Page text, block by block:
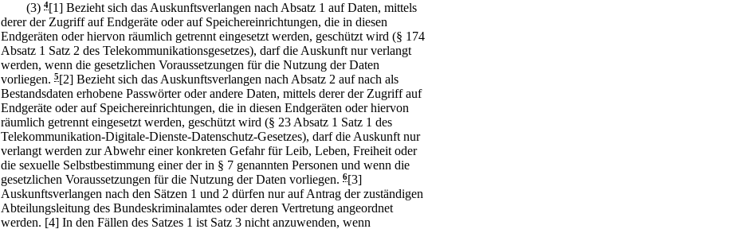
(3) 4[1] Bezieht sich das Auskunftsverlangen nach Absatz 1 auf Daten, mittels
derer der Zugriff auf Endgeräte oder auf Speichereinrichtungen, die in diesen
Endgeräten oder hiervon räumlich getrennt eingesetzt werden, geschützt wird (§ 174
Absatz 1 Satz 2 des Telekommunikationsgesetzes), darf die Auskunft nur verlangt
werden, wenn die gesetzlichen Voraussetzungen für die Nutzung der Daten
vorliegen. 5[2] Bezieht sich das Auskunftsverlangen nach Absatz 2 auf nach als
Bestandsdaten erhobene Passwörter oder andere Daten, mittels derer der Zugriff auf
Endgeräte oder auf Speichereinrichtungen, die in diesen Endgeräten oder hiervon
räumlich getrennt eingesetzt werden, geschützt wird (§ 23 Absatz 1 Satz 1 des
Telekommunikation-Digitale-Dienste-Datenschutz-Gesetzes), darf die Auskunft nur
verlangt werden zur Abwehr einer konkreten Gefahr für Leib, Leben, Freiheit oder
die sexuelle Selbstbestimmung einer der in § 7 genannten Personen und wenn die
gesetzlichen Voraussetzungen für die Nutzung der Daten vorliegen. 6[3]
Auskunftsverlangen nach den Sätzen 1 und 2 dürfen nur auf Antrag der zuständigen
Abteilungsleitung des Bundeskriminalamtes oder deren Vertretung angeordnet
werden. [4] In den Fällen des Satzes 1 ist Satz 3 nicht anzuwenden, wenn